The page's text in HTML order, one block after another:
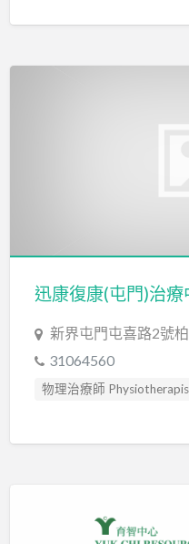
新界屯門屯喜路2號
31064560
物理治療師